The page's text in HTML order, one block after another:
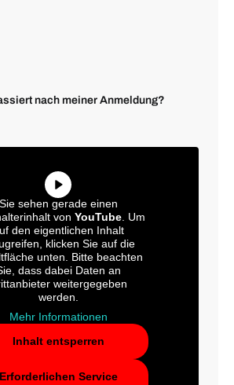
nach meiner Anmeldung?
Sie sehen gerade einen
von YouTube . Um
den eigentlichen Inhalt
klicken Sie auf die
unten. Bitte beachten
dass dabei Daten an
weitergegeben
werden.
Mehr Informationen
Inhalt entsperren
Erforderlichen Service